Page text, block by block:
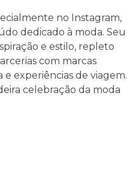
no Instagram,
dedicado à moda. Seu
e estilo, repleto
com marcas
e experiências de viagem.
celebração da moda